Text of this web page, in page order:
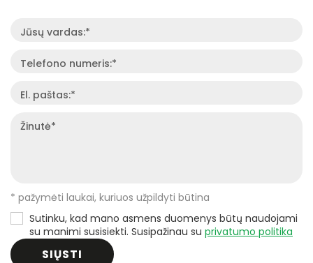
Jūsų vardas:*
Telefono numeris:*
El. paštas:*
Žinutė*
* pažymėti laukai, kuriuos užpildyti būtina
Sutinku, kad mano asmens duomenys būtų naudojami
su manimi susisiekti. Susipažinau su privatumo politika
SIŲSTI